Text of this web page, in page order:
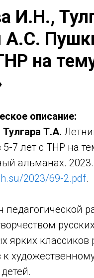
И.Н.,
А.С.
на
описание:
Т.А.
7 лет с ТНР на
альманах.
2023/69-2.pdf.
педагогической
ярких классиков